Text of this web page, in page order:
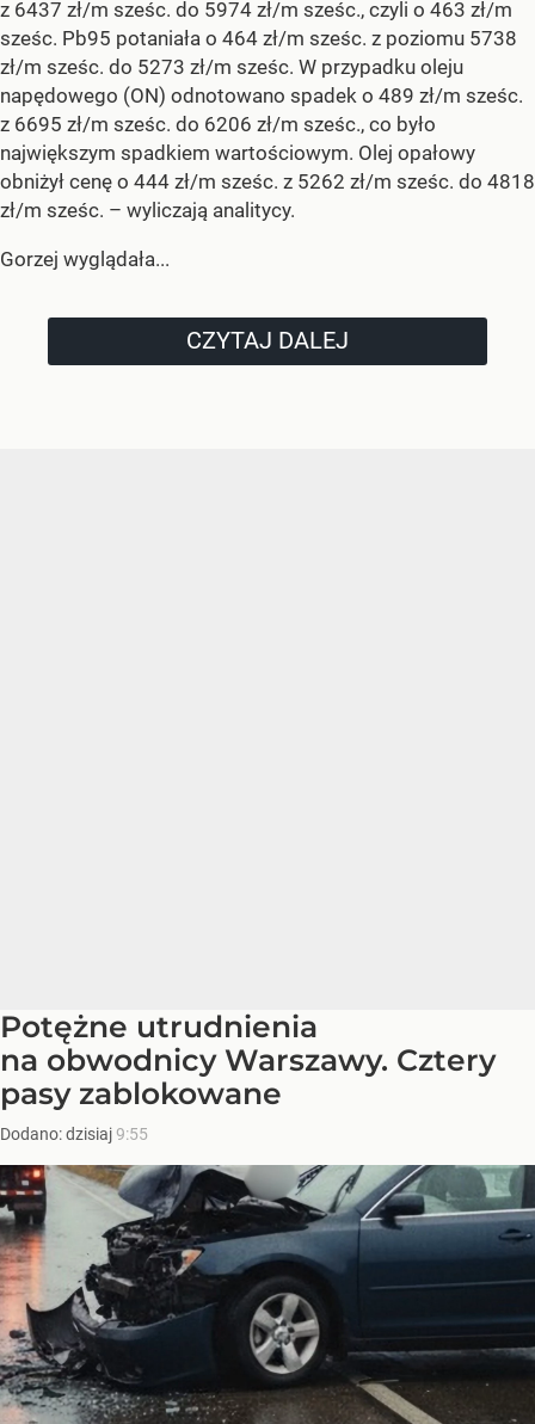
z 6437 zł/m sześc. do 5974 zł/m sześc., czyli o 463 zł/m
sześc. Pb95 potaniała o 464 zł/m sześc. z poziomu 5738
zł/m sześc. do 5273 zł/m sześc. W przypadku oleju
napędowego (ON) odnotowano spadek o 489 zł/m sześc.
z 6695 zł/m sześc. do 6206 zł/m sześc., co było
największym spadkiem wartościowym. Olej opałowy
obniżył cenę o 444 zł/m sześc. z 5262 zł/m sześc. do 4818
zł/m sześc. – wyliczają analitycy.
Gorzej wyglądała...
CZYTAJ DALEJ
Potężne utrudnienia
na obwodnicy Warszawy. Cztery
pasy zablokowane
Dodano:dzisiaj9:55